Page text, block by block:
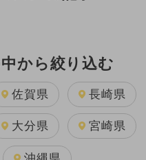
から絞り込む
佐賀県 長崎県
大分県 宮崎県